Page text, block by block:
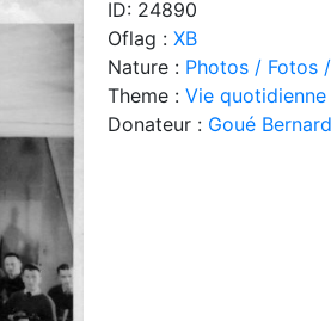
ID: 24890
Oflag : XB
Nature : Photos / Fotos
Theme : Vie
Donateur : Goué Bernard